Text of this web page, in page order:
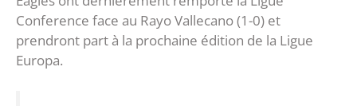
Conference face au Rayo Vallecano (1-0) et
prendront part à la prochaine édition de la Ligue
Europa.